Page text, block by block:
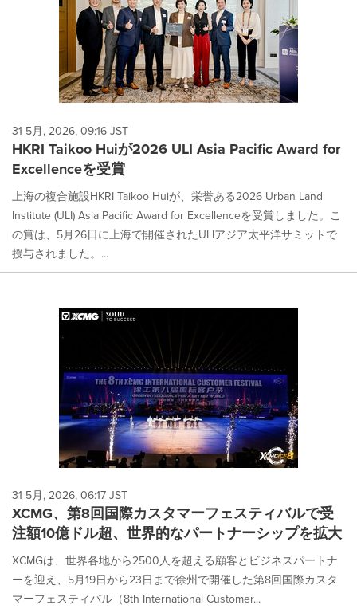
31 5月, 2026, 09:16 JST
HKRI Taikoo Huiが2026 ULI Asia Pacific Award for
Excellenceを受賞
上海の複合施設HKRI Taikoo Huiが、栄誉ある2026 Urban Land
Institute (ULI) Asia Pacific Award for Excellenceを受賞しました。こ
の賞は、5月26日に上海で開催されたULIアジア太平洋サミットで
授与されました。...
31 5月, 2026, 06:17 JST
XCMG、第8回国際カスタマーフェスティバルで受
注額10億ドル超、世界的なパートナーシップを拡大
XCMGは、世界各地から2500人を超える顧客とビジネスパートナ
ーを迎え、5月19日から23日まで徐州で開催した第8回国際カスタ
マーフェスティバル（8th International Customer...